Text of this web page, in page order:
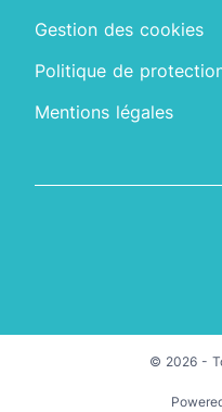
Gestion des cookies
Politique de
Mentions légales
© 2026 -